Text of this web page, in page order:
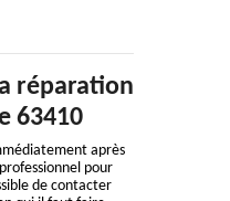
réparation
63410
après
pour
de contacter